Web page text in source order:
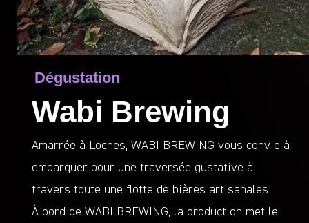
Dégustation
Wabi Brewing
Amarrée à Loches, WABI BREWING vous convie à
embarquer pour une traversée gustative à
travers toute une flotte de bières artisanales.
À bord de WABI BREWING, la production met le